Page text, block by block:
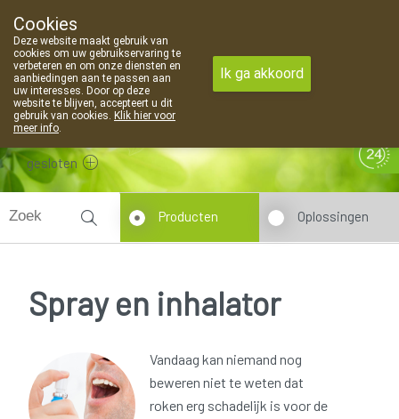
09 373 94 03
gesloten
Producten Oplossingen
Spray en inhalator
Vandaag kan niemand nog
beweren niet te weten dat
roken erg schadelijk is voor de
Cookies
Deze website maakt gebruik van
cookies om uw gebruikservaring te
verbeteren en om onze diensten en
aanbiedingen aan te passen aan
uw interesses. Door op deze
website te blijven, accepteert u dit
gebruik van cookies. Klik hier voor
meer info.
Ik ga akkoord